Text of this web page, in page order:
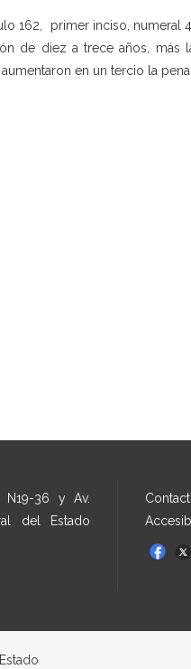
162, primer inciso, numeral
de diez a trece años, más
en un tercio la pena
N19-36 y Av.
del Estado